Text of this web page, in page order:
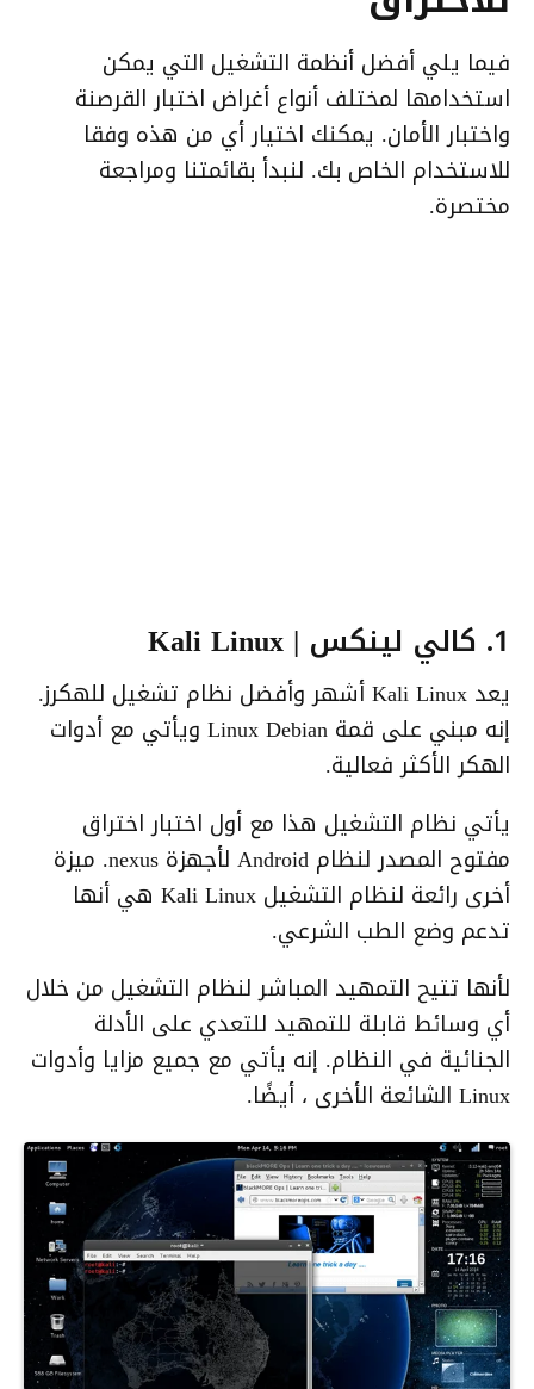
فيما يلي أفضل أنظمة التشغيل التي يمكن
استخدامها لمختلف أنواع أغراض اختبار القرصنة
واختبار الأمان. يمكنك اختيار أي من هذه وفقا
للاستخدام الخاص بك. لنبدأ بقائمتنا ومراجعة
مختصرة.
1. كالي لينكس | Kali Linux
يعد Kali Linux أشهر وأفضل نظام تشغيل للهكرز.
إنه مبني على قمة Linux Debian ويأتي مع أدوات
الهكر الأكثر فعالية.
يأتي نظام التشغيل هذا مع أول اختبار اختراق
مفتوح المصدر لنظام Android لأجهزة nexus. ميزة
أخرى رائعة لنظام التشغيل Kali Linux هي أنها
تدعم وضع الطب الشرعي.
لأنها تتيح التمهيد المباشر لنظام التشغيل من خلال
أي وسائط قابلة للتمهيد للتعدي على الأدلة
الجنائية في النظام. إنه يأتي مع جميع مزايا وأدوات
Linux الشائعة الأخرى ، أيضًا.